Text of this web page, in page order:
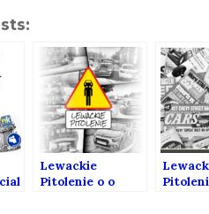
Lewackie
Pitolenie o o